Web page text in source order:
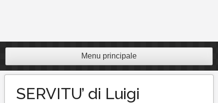
Menu principale
SERVITU’ di Luigi